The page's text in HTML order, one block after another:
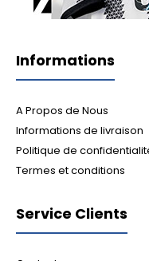
Informations
A Propos de Nous
Informations de livraison
Politique de
Termes et conditions
Service Clients